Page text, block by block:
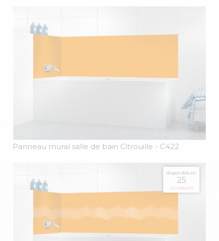
Panneau mural salle de bain Citrouille - C422
disponible en
25
couleurs